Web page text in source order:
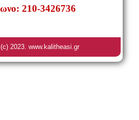
: 210-3426736
2023. www.kalitheasi.gr